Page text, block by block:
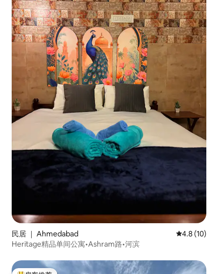
民居 ｜ Ahmedabad 平均评分
4.8 (10)
Heritage精品单间公寓•Ashram路•河滨